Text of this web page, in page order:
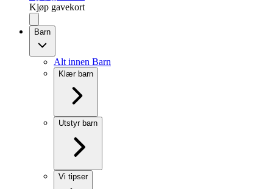
Kjøp gavekort
Barn
Alt innen Barn
Klær barn
Utstyr barn
Vi tipser